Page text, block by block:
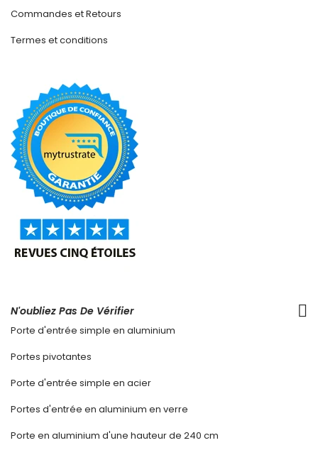
Commandes et Retours
Termes et conditions
N'oubliez Pas De Vérifier
Porte d'entrée simple en aluminium
Portes pivotantes
Porte d'entrée simple en acier
Portes d'entrée en aluminium en verre
Porte en aluminium d'une hauteur de 240 cm